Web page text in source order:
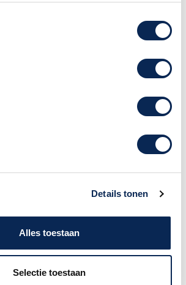
Details tonen
Alles toestaan
Selectie toestaan
uit de Boston Black Jack serie
zijn storingsvrij, soepel en
hebben een degelijke
een aannemelijke